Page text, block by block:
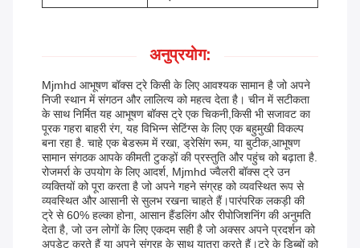
अनुप्रयोग:
Mjmhd आभूषण बॉक्स ट्रे किसी के लिए आवश्यक सामान है जो अपने
निजी स्थान में संगठन और लालित्य को महत्व देता है। चीन में सटीकता
के साथ निर्मित यह आभूषण बॉक्स ट्रे एक चिकनी,किसी भी सजावट का
पूरक गहरा बाहरी रंग, यह विभिन्न सेटिंग्स के लिए एक बहुमुखी विकल्प
बना रहा है. चाहे एक बेडरूम में रखा, ड्रेसिंग रूम, या बुटीक,आभूषण
सामान संगठक आपके कीमती टुकड़ों की प्रस्तुति और पहुंच को बढ़ाता है.
रोजमर्रा के उपयोग के लिए आदर्श, Mjmhd ज्वैलरी बॉक्स ट्रे उन
व्यक्तियों को पूरा करता है जो अपने गहने संग्रह को व्यवस्थित रूप से
व्यवस्थित और आसानी से सुलभ रखना चाहते हैं।पारंपरिक लकड़ी की
ट्रे से 60% हल्का होना, आसान हैंडलिंग और रीपोजिशनिंग की अनुमति
देता है, जो उन लोगों के लिए एकदम सही है जो अक्सर अपने प्रदर्शन को
अपडेट करते हैं या अपने संग्रह के साथ यात्रा करते हैं।ट्रे के डिब्बों को